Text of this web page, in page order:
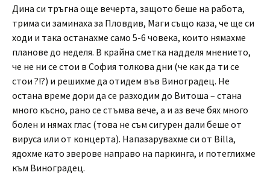
Дина си тръгна още вечерта, защото беше на работа,
трима си заминаха за Пловдив, Маги също каза, че ще си
ходи и така останахме само 5-6 човека, които нямахме
планове до неделя. В крайна сметка надделя мнението,
че не ни се стои в София толкова дни (че как да ти се
стои ?!?) и решихме да отидем във Виноградец. Не
остана време дори да се разходим до Витоша – стана
много късно, рано се стъмва вече, а и аз вече бях много
болен и нямах глас (това не съм сигурен дали беше от
вируса или от концерта). Напазарувахме си от Billa,
ядохме като зверове направо на паркинга, и потеглихме
към Виноградец.